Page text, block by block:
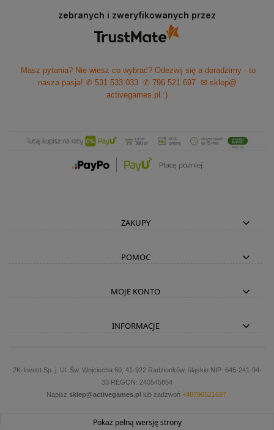
zebranych i zweryfikowanych przez
Masz pytania? Nie wiesz co wybrać? Odezwij się a doradzimy - to
nasza pasja! ✆ 531 533 033 ✆ 796 521 697
✉ sklep@
activegames.pl :)
ZAKUPY
POMOC
MOJE KONTO
INFORMACJE
2K-Invest Sp. j. Ul. Św. Wojciecha 60, 41-922 Radzionków, śląskie NIP: 645-241-94-
33 REGON: 240545854
Napisz sklep@activegames.pl lub zadzwoń +48796521697
Pokaż pełną wersję strony